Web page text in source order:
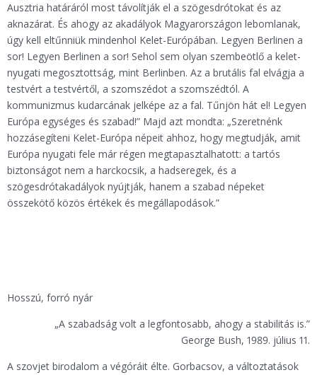
Ausztria határáról most távolítják el a szögesdrótokat és az
aknazárat. És ahogy az akadályok Magyarországon lebomlanak,
úgy kell eltűnniük mindenhol Kelet-Európában. Legyen Berlinen a
sor! Legyen Berlinen a sor! Sehol sem olyan szembeötlő a kelet-
nyugati megosztottság, mint Berlinben. Az a brutális fal elvágja a
testvért a testvértől, a szomszédot a szomszédtól. A
kommunizmus kudarcának jelképe az a fal. Tűnjön hát el! Legyen
Európa egységes és szabad!” Majd azt mondta: „Szeretnénk
hozzásegíteni Kelet-Európa népeit ahhoz, hogy megtudják, amit
Európa nyugati fele már régen megtapasztalhatott: a tartós
biztonságot nem a harckocsik, a hadseregek, és a
szögesdrótakadályok nyújtják, hanem a szabad népeket
összekötő közös értékek és megállapodások.”
Hosszú, forró nyár
„A szabadság volt a legfontosabb, ahogy a stabilitás is.”
George Bush, 1989. július 11.
A szovjet birodalom a végóráit élte. Gorbacsov, a változtatások